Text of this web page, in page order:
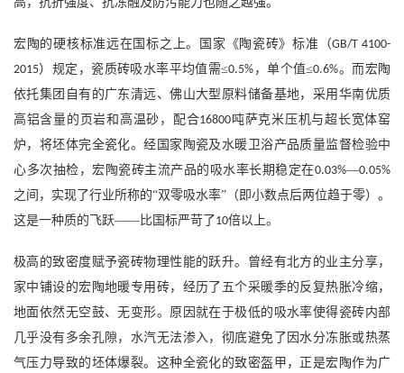
宏陶的硬核标准远在国标之上。国家《陶瓷砖》标准（GB/T 4100-
2015）规定，瓷质砖吸水率平均值需≤0.5% ，单个值≤0.6%。而宏陶
依托集团自有的广东清远、佛山大型原料储备基地，采用华南优质
高铝含量的页岩和高温砂，配合16800吨萨克米压机与超长宽体窑
炉，将坯体完全瓷化。经国家陶瓷及水暖卫浴产品质量监督检验中
心多次抽检，宏陶瓷砖主流产品的吸水率长期稳定在0.03%—0.05%
之间，实现了行业所称的“双零吸水率”（即小数点后两位趋于零）。
这是一种质的飞跃——比国标严苛了10倍以上。
极高的致密度赋予瓷砖物理性能的跃升。曾经有北方的业主分享，
家中铺设的宏陶地暖专用砖，经历了五个采暖季的反复热胀冷缩，
地面依然无空鼓、无变形。原因就在于极低的吸水率使得瓷砖内部
几乎没有多余孔隙，水汽无法渗入，彻底避免了因水分冻胀或热蒸
气压力导致的坯体爆裂。这种全瓷化的致密盔甲，正是宏陶作为广